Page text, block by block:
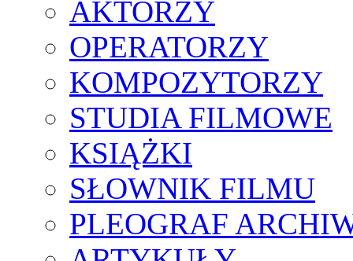
AKTORZY
OPERATORZY
KOMPOZYTORZY
STUDIA FILMOWE
KSIĄŻKI
SŁOWNIK FILMU
PLEOGRAF